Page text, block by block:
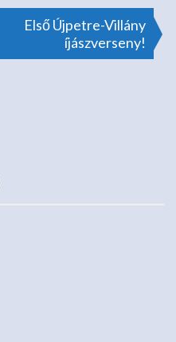
Első Újpetre-Villány
íjászverseny!